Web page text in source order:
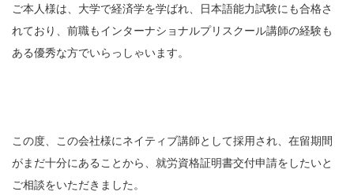
ご本人様は、大学で経済学を学ばれ、日本語能力試験にも合格さ
れており、前職もインターナショナルプリスクール講師の経験も
ある優秀な方でいらっしゃいます。
この度、この会社様にネイティブ講師として採用され、在留期間
がまだ十分にあることから、就労資格証明書交付申請をしたいと
ご相談をいただきました。